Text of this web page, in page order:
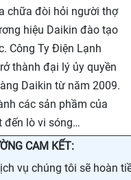
chữa đòi hỏi người thợ
hiệu Daikin đào tạo
Công Ty Điện Lạnh
thành đại lý ủy quyền
Daikin từ năm 2009.
các sản phầm của
đến lò vi sóng…
CAM KẾT:
vụ chúng tôi sẽ hoàn